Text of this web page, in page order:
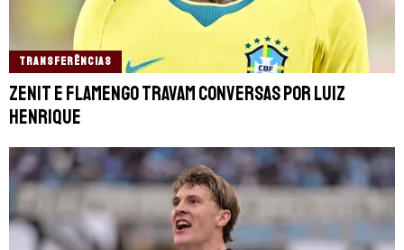
TRANSFERÊNCIAS
Zenit e Flamengo travam conversas por Luiz
Henrique